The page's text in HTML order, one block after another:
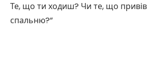
Те, що ти ходиш? Чи те, що привів
спальню?”